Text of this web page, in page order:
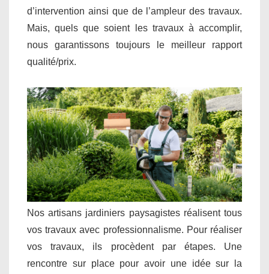
d’intervention ainsi que de l’ampleur des travaux.
Mais, quels que soient les travaux à accomplir,
nous garantissons toujours le meilleur rapport
qualité/prix.
Nos artisans jardiniers paysagistes réalisent tous
vos travaux avec professionnalisme. Pour réaliser
vos travaux, ils procèdent par étapes. Une
rencontre sur place pour avoir une idée sur la